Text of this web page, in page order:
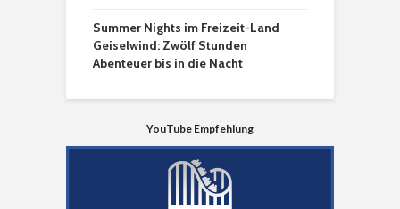
Summer Nights im Freizeit-Land
Geiselwind: Zwölf Stunden
Abenteuer bis in die Nacht
YouTube Empfehlung